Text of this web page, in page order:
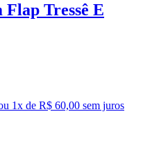
Flap Tressê E
1x de R$ 60,00 sem juros